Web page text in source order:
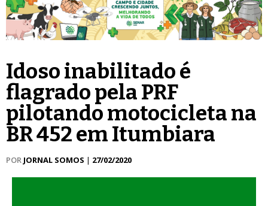
Idoso inabilitado é
flagrado pela PRF
pilotando motocicleta na
BR 452 em Itumbiara
POR JORNAL SOMOS | 27/02/2020